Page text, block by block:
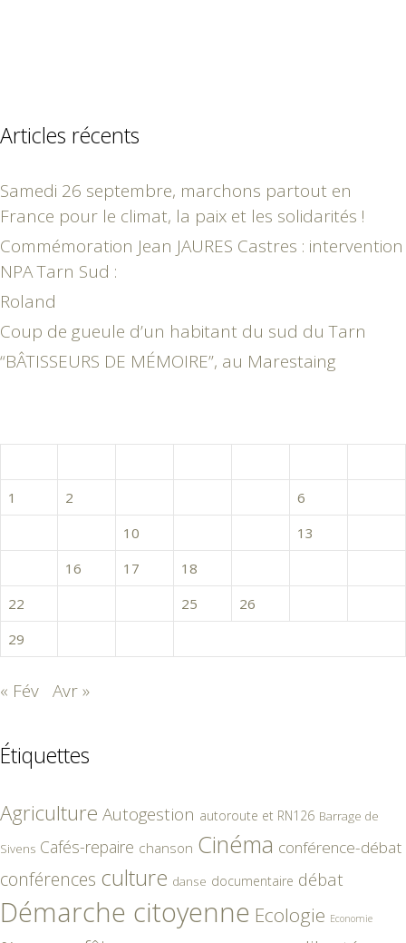
Articles récents
Samedi 26 septembre, marchons partout en
France pour le climat, la paix et les solidarités !
Commémoration Jean JAURES Castres : intervention
NPA Tarn Sud :
Roland
Coup de gueule d’un habitant du sud du Tarn
“BÂTISSEURS DE MÉMOIRE”, au Marestaing
1
2 6
10 13
16 17 18
22
25 26
29
« Fév Avr »
Étiquettes
Agriculture Autogestion autoroute et RN126 Barrage de
Sivens Cafés-repaire chanson Cinéma conférence-débat
conférences culture danse documentaire débat
Démarche citoyenne Ecologie Economie